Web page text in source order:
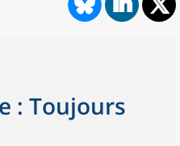
: Toujours